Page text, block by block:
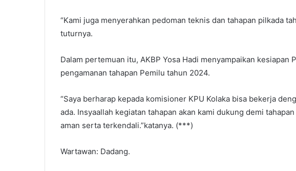
“Kami juga menyerahkan pedoman teknis dan tahapan pilkada
tuturnya.
Dalam pertemuan itu, AKBP Yosa Hadi menyampaikan kesiapan
pengamanan tahapan Pemilu tahun 2024.
“Saya berharap kepada komisioner KPU Kolaka bisa bekerja
ada. Insyaallah kegiatan tahapan akan kami dukung demi
aman serta terkendali.”katanya. (***)
Wartawan: Dadang.